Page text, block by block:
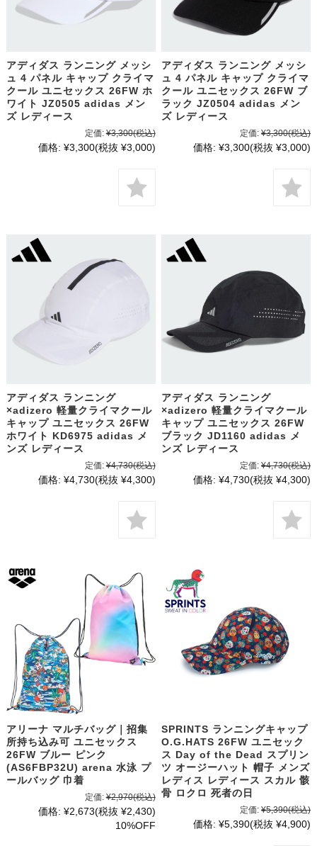
アディダス ランニング メッシ
ュ 4 パネル キャップ クライマ
クール ユニセックス 26FW ホ
ワイト JZ0505 adidas メン
ズ レディース
定価: ¥3,300(税込)
価格: ¥3,300(税抜 ¥3,000)
アディダス ランニング メッシ
ュ 4 パネル キャップ クライマ
クール ユニセックス 26FW ブ
ラック JZ0504 adidas メン
ズ レディース
定価: ¥3,300(税込)
価格: ¥3,300(税抜 ¥3,000)
アディダス ランニング
×adizero 軽量クライマクール
キャップ ユニセックス 26FW
ホワイト KD6975 adidas メ
ンズ レディース
定価: ¥4,730(税込)
価格: ¥4,730(税抜 ¥4,300)
アディダス ランニング
×adizero 軽量クライマクール
キャップ ユニセックス 26FW
ブラック JD1160 adidas メ
ンズ レディース
定価: ¥4,730(税込)
価格: ¥4,730(税抜 ¥4,300)
アリーナ マルチバッグ｜招集
所持ち込み可 ユニセックス
26FW ブルー ピンク
(AS6FBP32U) arena 水泳 プ
ールバッグ 巾着
定価: ¥2,970(税込)
価格: ¥2,673(税抜 ¥2,430)
10%OFF
SPRINTS ランニングキャップ
O.G.HATS 26FW ユニセック
ス Day of the Dead スプリン
ツ オージーハット 帽子 メンズ
レディス レディース スカル 骸
骨 ロクロ 死者の日
定価: ¥5,390(税込)
価格: ¥5,390(税抜 ¥4,900)